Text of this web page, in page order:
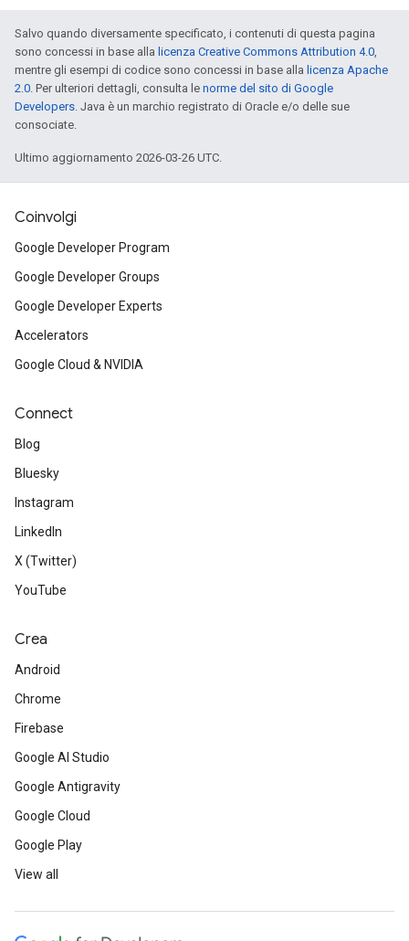
Salvo quando diversamente specificato, i contenuti di questa pagina
sono concessi in base alla licenza Creative Commons Attribution 4.0,
mentre gli esempi di codice sono concessi in base alla licenza Apache
2.0. Per ulteriori dettagli, consulta le norme del sito di Google
Developers. Java è un marchio registrato di Oracle e/o delle sue
consociate.
Ultimo aggiornamento 2026-03-26 UTC.
Coinvolgi
Google Developer Program
Google Developer Groups
Google Developer Experts
Accelerators
Google Cloud & NVIDIA
Connect
Blog
Bluesky
Instagram
LinkedIn
X (Twitter)
YouTube
Crea
Android
Chrome
Firebase
Google AI Studio
Google Antigravity
Google Cloud
Google Play
View all